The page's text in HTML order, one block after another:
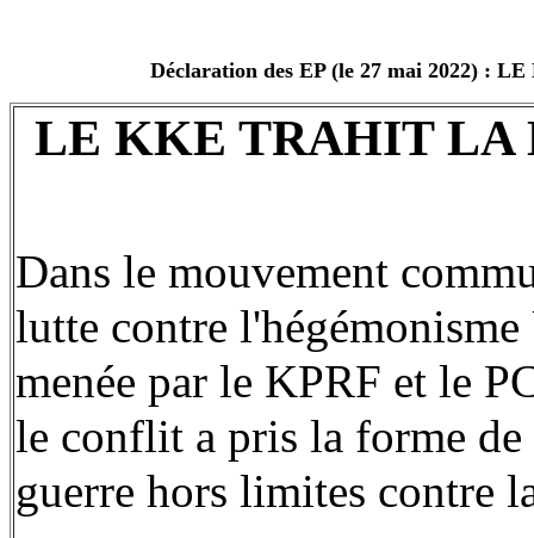
Déclaration des EP (le 27 mai 2022) :
LE KKE TRAHIT LA
Dans le mouvement
lutte contre
menée par le KPRF et le
le conflit a pris la forme de
guerre hors limites contre